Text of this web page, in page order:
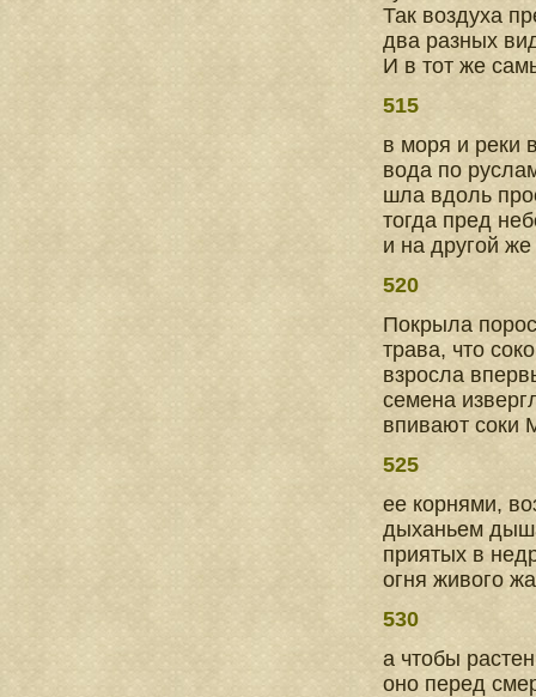
Так воздуха
два разных
И в тот же
515
в моря и реки
вода по
шла вдоль
тогда пред
и на другой
520
Покрыла
трава, что
взросла
семена
впивают соки
525
ее корнями,
дыханьем
приятых в
огня живого
530
а чтобы
оно перед